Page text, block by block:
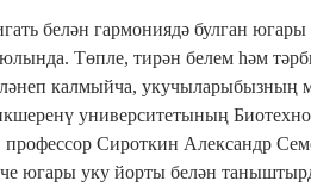
белән гармониядә булган
Төпле, тирән белем һәм
калмыйча,
университетының
профессор Сироткин Александр
югары уку йорты белән